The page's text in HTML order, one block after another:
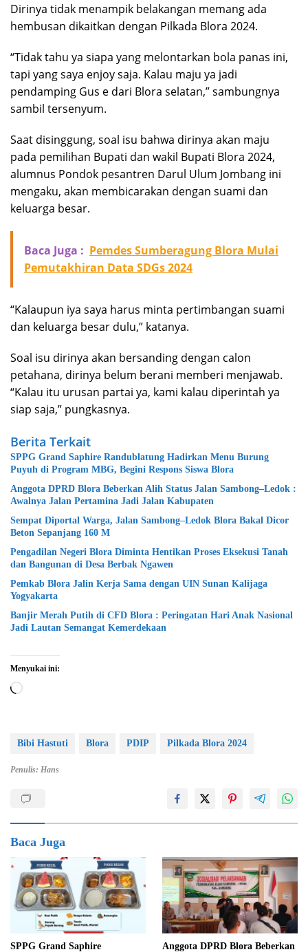
Dirinya tidak menampik belakangan memang ada
hembusan dikaitkan dengan Pilkada Blora 2024.
“Tidak tahu ya siapa yang melontarkan bola panas ini,
tapi yang saya enjoy saja. Kalau maju ya jadi
pendamping Gus e dari Blora selatan,” sambungnya
sambil tersenyum.
Saat disinggung, soal isu bahwa dirinya akan maju
pada pemilihan Bupati dan wakil Bupati Blora 2024,
alumnus Pondok pesantren Darul Ulum Jombang ini
mengaku, akan membicarakan dengan suami dan
keluarga besar.
Baca Juga : Pemdes Sumberagung Blora Mulai
Pemutakhiran Data SDGs 2024
“Kalaupun iya saya harus minta pertimbangan suami
dan keluarga besar dulu,” katanya.
Soal isu dirinya akan bersanding dengan calon
petahana, dirinya belum berani memberi menjawab.
“Kalau itu urusan partai ya, kami kalau diperintah ya
siap saja,” pungkasnya.
Berita Terkait
SPPG Grand Saphire Randublatung Hadirkan Menu Burung
Puyuh di Program MBG, Begini Respons Siswa Blora
Anggota DPRD Blora Beberkan Alih Status Jalan Sambong–Ledok :
Awalnya Jalan Pertamina Jadi Jalan Kabupaten
Sempat Diportal Warga, Jalan Sambong–Ledok Blora Bakal Dicor
Beton Sepanjang 160 M
Pengadilan Negeri Blora Diminta Hentikan Proses Eksekusi Tanah
dan Bangunan di Desa Berbak Ngawen
‎Pemkab Blora Jalin Kerja Sama dengan UIN Sunan Kalijaga
Yogyakarta
Banjir Merah Putih di CFD Blora : Peringatan Hari Anak Nasional
Jadi Lautan Semangat Kemerdekaan
Menyukai ini:
Memuat...
Bibi Hastuti Blora PDIP Pilkada Blora 2024
Penulis: Hans
Baca Juga
SPPG Grand Saphire Anggota DPRD Blora Beberkan